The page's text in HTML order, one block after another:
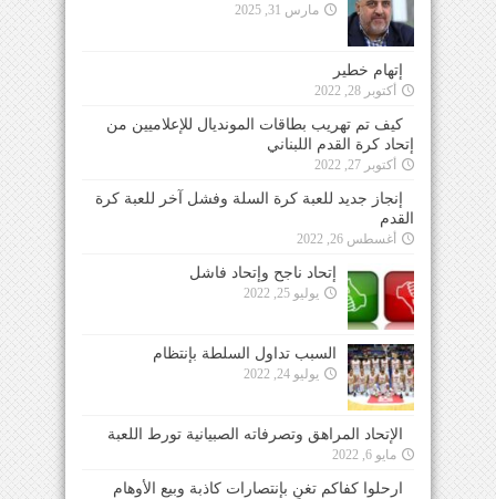
مارس 31, 2025
إتهام خطير
أكتوبر 28, 2022
كيف تم تهريب بطاقات المونديال للإعلاميين من
إتحاد كرة القدم اللبناني
أكتوبر 27, 2022
إنجاز جديد للعبة كرة السلة وفشل آخر للعبة كرة
القدم
أغسطس 26, 2022
إتحاد ناجح وإتحاد فاشل
يوليو 25, 2022
السبب تداول السلطة بإنتظام
يوليو 24, 2022
الإتحاد المراهق وتصرفاته الصبيانية تورط اللعبة
مايو 6, 2022
ارحلوا كفاكم تغنٍ بإنتصارات كاذبة وبيع الأوهام